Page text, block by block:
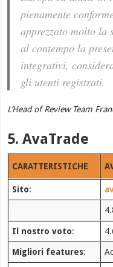
pienamente
apprezzato molto la
al contempo la
integrativi,
gli utenti registrati.
L’Head of Review Team
5. AvaTrade
CARATTERISTICHE
Sito:
Il nostro voto:
Migliori features: